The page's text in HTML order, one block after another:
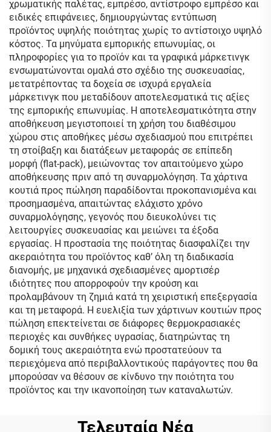
χρωματικής παλέτας, εμπρέσο, αντίστροφο εμπρέσο και
ειδικές επιφάνειες, δημιουργώντας εντύπωση
προϊόντος υψηλής ποιότητας χωρίς το αντίστοιχο υψηλό
κόστος. Τα μηνύματα εμπορικής επωνυμίας, οι
πληροφορίες για το προϊόν και τα γραφικά μάρκετινγκ
ενσωματώνονται ομαλά στο σχέδιο της συσκευασίας,
μετατρέποντας τα δοχεία σε ισχυρά εργαλεία
μάρκετινγκ που μεταδίδουν αποτελεσματικά τις αξίες
της εμπορικής επωνυμίας. Η αποτελεσματικότητα στην
αποθήκευση μεγιστοποιεί τη χρήση του διαθέσιμου
χώρου στις αποθήκες μέσω σχεδιασμού που επιτρέπει
τη στοίβαξη και διατάξεων μεταφοράς σε επίπεδη
μορφή (flat-pack), μειώνοντας τον απαιτούμενο χώρο
αποθήκευσης πριν από τη συναρμολόγηση. Τα χάρτινα
κουτιά προς πώληση παραδίδονται προκοπανισμένα και
προσημασμένα, απαιτώντας ελάχιστο χρόνο
συναρμολόγησης, γεγονός που διευκολύνει τις
λειτουργίες συσκευασίας και μειώνει τα έξοδα
εργασίας. Η προστασία της ποιότητας διασφαλίζει την
ακεραιότητα του προϊόντος καθ’ όλη τη διαδικασία
διανομής, με μηχανικά σχεδιασμένες αμορτισέρ
ιδιότητες που απορροφούν την κρούση και
προλαμβάνουν τη ζημιά κατά τη χειριστική επεξεργασία
και τη μεταφορά. Η ευελιξία των χάρτινων κουτιών προς
πώληση επεκτείνεται σε διάφορες θερμοκρασιακές
περιοχές και συνθήκες υγρασίας, διατηρώντας τη
δομική τους ακεραιότητα ενώ προστατεύουν τα
περιεχόμενα από περιβαλλοντικούς παράγοντες που θα
μπορούσαν να θέσουν σε κίνδυνο την ποιότητα του
προϊόντος και την ικανοποίηση των καταναλωτών.
Τελευταία Νέα